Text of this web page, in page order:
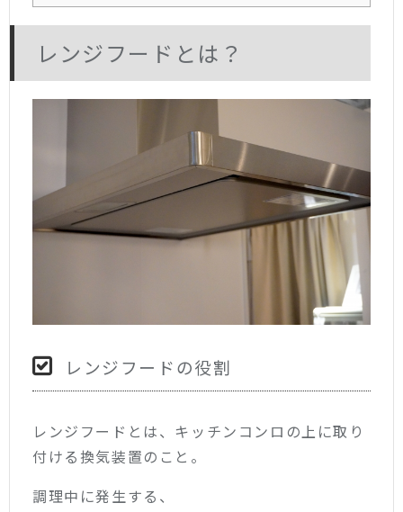
レンジフードとは？
レンジフードの役割
レンジフードとは、キッチンコンロの上に取り
付ける換気装置のこと。
調理中に発生する、